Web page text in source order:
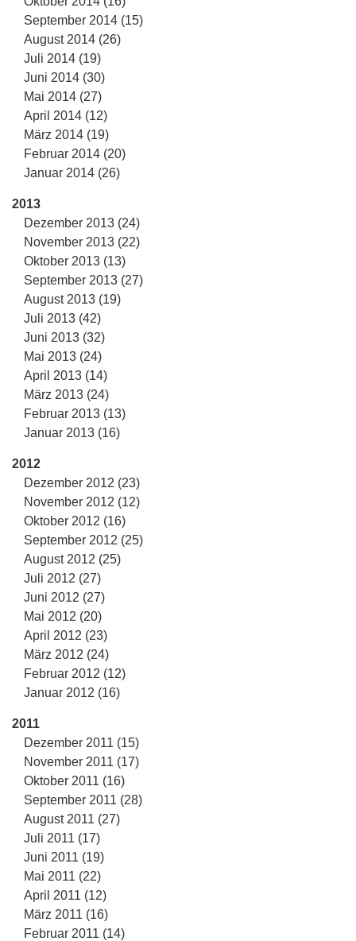
September 2014 (15)
August 2014 (26)
Juli 2014 (19)
Juni 2014 (30)
Mai 2014 (27)
April 2014 (12)
März 2014 (19)
Februar 2014 (20)
Januar 2014 (26)
2013
Dezember 2013 (24)
November 2013 (22)
Oktober 2013 (13)
September 2013 (27)
August 2013 (19)
Juli 2013 (42)
Juni 2013 (32)
Mai 2013 (24)
April 2013 (14)
März 2013 (24)
Februar 2013 (13)
Januar 2013 (16)
2012
Dezember 2012 (23)
November 2012 (12)
Oktober 2012 (16)
September 2012 (25)
August 2012 (25)
Juli 2012 (27)
Juni 2012 (27)
Mai 2012 (20)
April 2012 (23)
März 2012 (24)
Februar 2012 (12)
Januar 2012 (16)
2011
Dezember 2011 (15)
November 2011 (17)
Oktober 2011 (16)
September 2011 (28)
August 2011 (27)
Juli 2011 (17)
Juni 2011 (19)
Mai 2011 (22)
April 2011 (12)
März 2011 (16)
Februar 2011 (14)